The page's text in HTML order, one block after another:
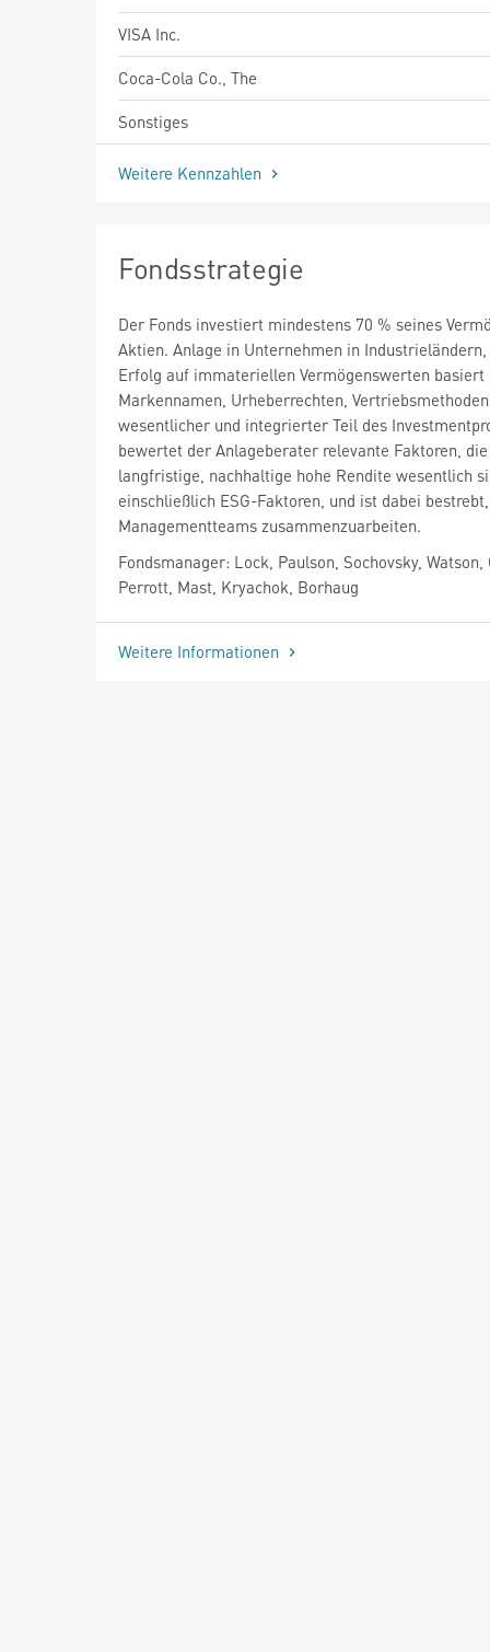
VISA Inc.
Coca-Cola Co., The
Sonstiges
Weitere Kennzahlen
Fondsstrategie
Der Fonds investiert mindestens 70 % seines
Aktien. Anlage in Unternehmen in Industrieländern,
Erfolg auf immateriellen Vermögenswerten basiert
Markennamen, Urheberrechten,
wesentlicher und integrierter Teil des
bewertet der Anlageberater relevante Faktoren,
langfristige, nachhaltige hohe Rendite wesentlich
einschließlich ESG-Faktoren, und ist dabei
Managementteams zusammenzuarbeiten.
Fondsmanager: Lock, Paulson, Sochovsky,
Perrott, Mast, Kryachok, Borhaug
Weitere Informationen